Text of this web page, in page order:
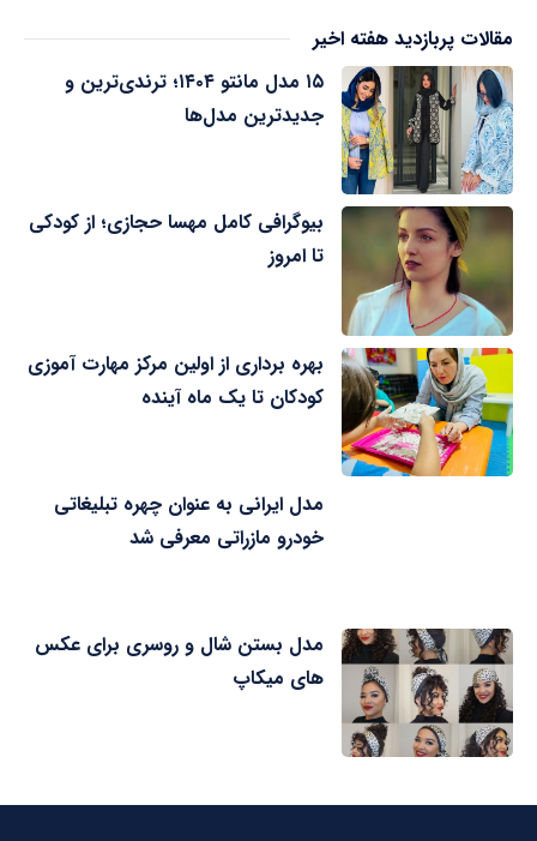
مقالات پربازدید هفته اخیر
۱۵ مدل مانتو ۱۴۰۴؛ ترندی‌ترین و
جدیدترین مدل‌ها
بیوگرافی کامل مهسا حجازی؛ از کودکی
تا امروز
بهره برداری از اولین مرکز مهارت آموزی
کودکان تا یک ماه آینده
مدل ایرانی به عنوان چهره تبلیغاتی
خودرو مازراتی معرفی شد
مدل بستن شال و روسری برای عکس
های میکاپ